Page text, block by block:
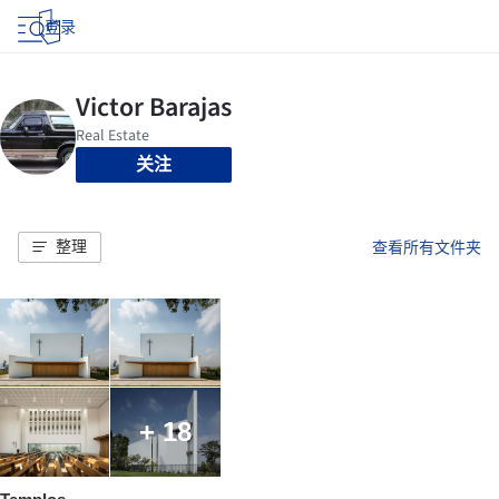
登录
关注
整理 查看所有文件夹
+ 18